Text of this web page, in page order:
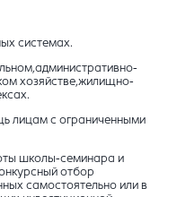
системах.
хозяйстве,жилищно-
лицам с ограниченными
школы-семинара и
отбор
самостоятельно или в